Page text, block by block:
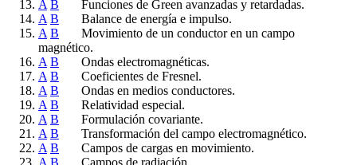
A B Funciones de Green avanzadas y retardadas.
A B Balance de energía e impulso.
A B Movimiento de un conductor en un campo
magnético.
A B Ondas electromagnéticas.
A B Coeficientes de Fresnel.
A B Ondas en medios conductores.
A B Relatividad especial.
A B Formulación covariante.
A B Transformación del campo electromagnético.
A B Campos de cargas en movimiento.
A B Campos de radiación